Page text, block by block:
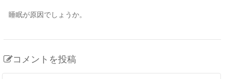
睡眠が原因でしょうか。
コメントを投稿